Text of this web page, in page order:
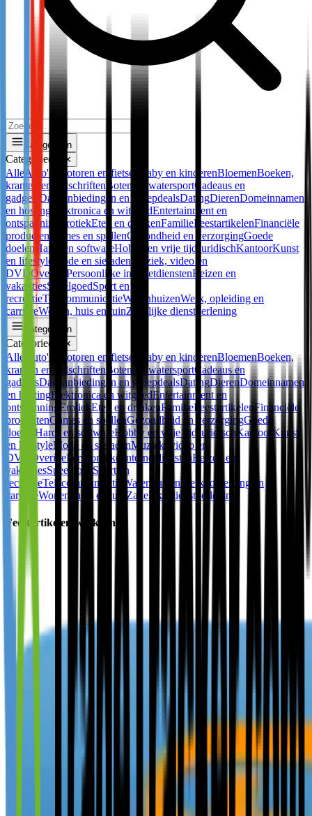
Categorieën
Categorieën ✕
AlleAuto's, motoren en fietsen Baby en kinderenBloemenBoeken,
kranten en tijdschriften Boten en watersportCadeaus en
gadgets
Dagaanbiedingen en groepdealsDatingDierenDomeinnamen
en hosting
Elektronica en witgoedEntertainment en
ontspanning
ErotiekEten en drinkenFamilieFeestartikelenFinanciële
producten Games en spellenGezondheid en verzorgingGoede
doelen Hard- en softwareHobby en vrije tijd JuridischKantoorKunst
en lifestyle
Mode en sieraden Muziek, video en
DVDOverige Persoonlijke internetdienstenReizen en
vakantiesSpeelgoedSport en
recreatieTelecommunicatieWarenhuizenWerk, opleiding en
carrièreWonen, huis en tuinZakelijke dienstverlening
Categorieën
Categorieën ✕
Alle Auto's, motoren en fietsen Baby en kinderenBloemenBoeken,
kranten en tijdschriften Boten en watersportCadeaus en
gadgetsDagaanbiedingen en groepdealsDatingDierenDomeinnamen
en hostingElektronica en witgoedEntertainment en
ontspanning ErotiekEten en drinkenFamilieFeestartikelenFinanciële
productenGames en spellenGezondheid en verzorgingGoede
doelen
Hard- en softwareHobby en vrije tijd Juridisch Kantoor Kunst
en lifestyleMode en sieradenMuziek, video en
DVD
OverigePersoonlijke internetdienstenReizen en
vakantiesSpeelgoed Sport en
recreatieTelecommunicatie WarenhuizenWerk, opleiding en
carrièreWonen, huis en tuin Zakelijke dienstverlening
Feestartikelen-winkel.nl